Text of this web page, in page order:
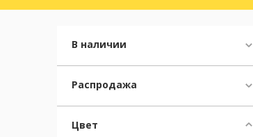
Избранное:0 товаров
Каталог
Компания
В наличии
Распродажа
Цвет